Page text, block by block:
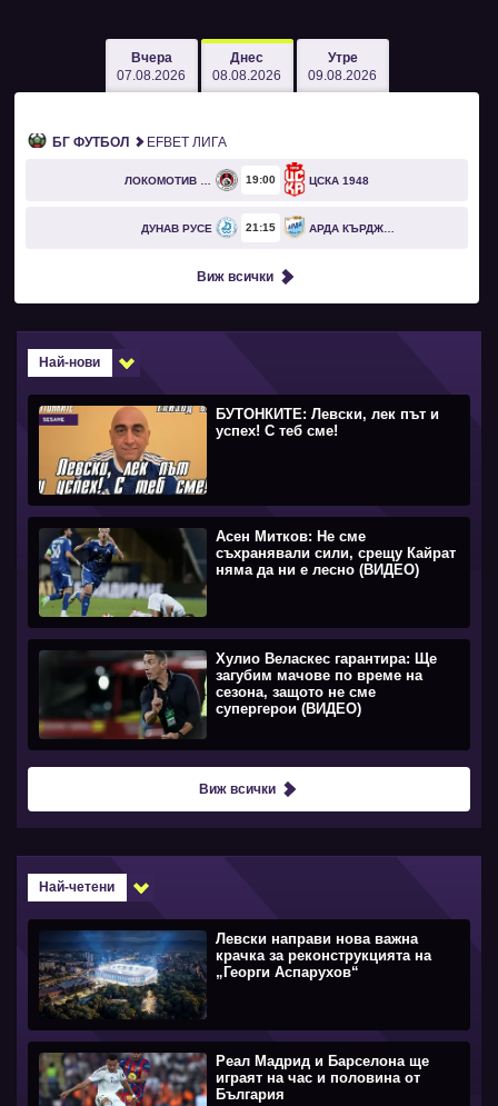
Вчера
07.08.2026
Днес
08.08.2026
Утре
09.08.2026
БГ ФУТБОЛ EFBET ЛИГА
19 00 ЦСКА 1948
ДУНАВ РУСЕ 21 15 АРДА КЪРДЖАЛИ
Виж всички
Най-нови
БУТОНКИТЕ: Левски, лек път и
успех! С теб сме!
Асен Митков: Не сме
съхранявали сили, срещу Кайрат
няма да ни е лесно (ВИДЕО)
Хулио Веласкес гарантира: Ще
загубим мачове по време на
сезона, защото не сме
супергерои (ВИДЕО)
Виж всички
Най-четени
Левски направи нова важна
крачка за реконструкцията на
„Георги Аспарухов“
Реал Мадрид и Барселона ще
играят на час и половина от
България